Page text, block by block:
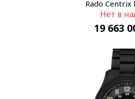
Rado Centrix
Нет в
19 663